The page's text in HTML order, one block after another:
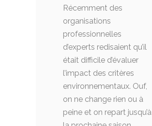
Récemment des
organisations
professionnelles
d’experts redisaient qu’il
était difficile d’évaluer
l’impact des critères
environnementaux. Ouf,
on ne change rien ou à
peine et on repart jusqu’à